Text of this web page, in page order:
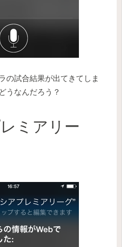
の試合結果が出てきてしま
うなんだろう？
ミアリー